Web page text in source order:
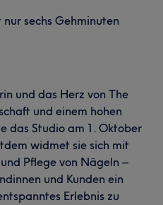
sechs Gehminuten
und das Herz von The
und einem hohen
das Studio am 1. Oktober
widmet sie sich mit
Pflege von Nägeln –
und Kunden ein
Erlebnis zu